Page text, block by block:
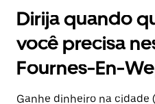
Dirija quando
você precisa
Fournes-En-
Ganhe dinheiro na cidade